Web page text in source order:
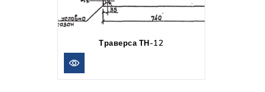
Траверса ТН-12